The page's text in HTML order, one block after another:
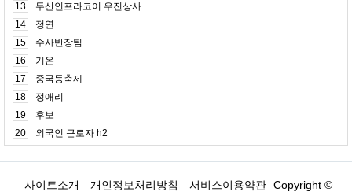
13
두산인프라코어 우진상사
14
정연
15
수사반장팀
16
기온
17
중국등축제
18
정애리
19
후보
20
외국인 근로자 h2
사이트소개 개인정보처리방침 서비스이용약관 Copyright ©